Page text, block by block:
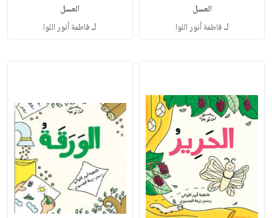
العسل
لـفاطمة أنور اللوا
العسل
لـفاطمة أنور اللوا